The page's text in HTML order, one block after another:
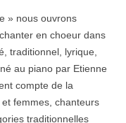
» nous ouvrons
en choeur dans
traditionnel, lyrique,
au piano par Etienne
compte de la
femmes, chanteurs
traditionnelles